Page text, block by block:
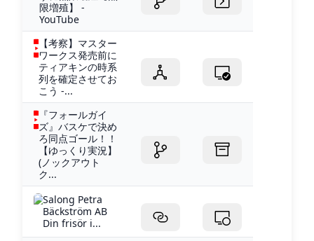
限増殖】 -
YouTube
【考察】マスター
ワークス発売前に
ティアキンの時系
列を確定させてお
こう -...
『フォールガイ
ズ』バスケで決め
ろ同点ゴール！！
【ゆっくり実況】
(ノックアウト
ク...
Salong Petra
Bäckström AB
Din frisör i...